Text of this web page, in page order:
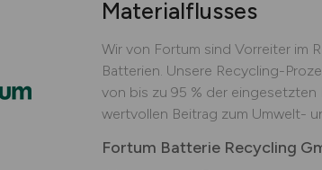
Materialflusses
Wir von Fortum sind Vorreiter im
Batterien. Unsere Recycling-
von bis zu 95 % der eingesetzten
wertvollen Beitrag zum Umwelt-
Fortum Batterie Recycling